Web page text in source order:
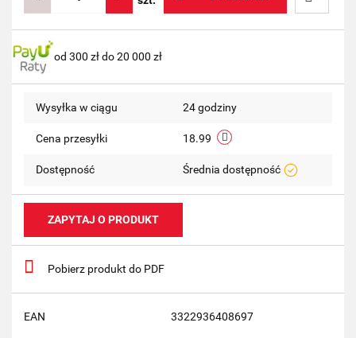
Do
od 300 zł do 20 000 zł
Wysyłka w ciągu 24 godziny
Cena przesyłki 18.99
Dostępność Średnia dostępność
ZAPYTAJ O PRODUKT
Pobierz produkt do PDF
EAN 3322936408697